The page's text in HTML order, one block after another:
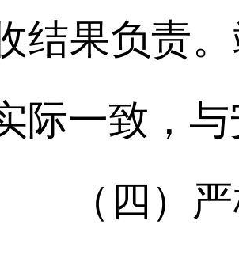
结果负责
际一致，
（四）严